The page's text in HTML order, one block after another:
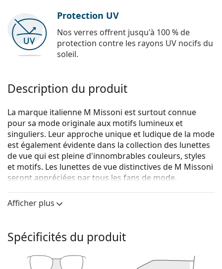
Protection UV
Nos verres offrent jusqu'à 100 % de
protection contre les rayons UV nocifs du
soleil.
Description du produit
La marque italienne M Missoni est surtout connue
pour sa mode originale aux motifs lumineux et
singuliers. Leur approche unique et ludique de la mode
est également évidente dans la collection des lunettes
de vue qui est pleine d'innombrables couleurs, styles
et motifs. Les lunettes de vue distinctives de M Missoni
seront appréciées par tous les fans de mode.
M Missoni MMI 0016 DB1 16 53sont des lunettes pour
femmes.
la fonction d'essai virtuel de Lentiamo.
La couleur rose de la monture s'accorde
Afficher plus
Spécificités du produit